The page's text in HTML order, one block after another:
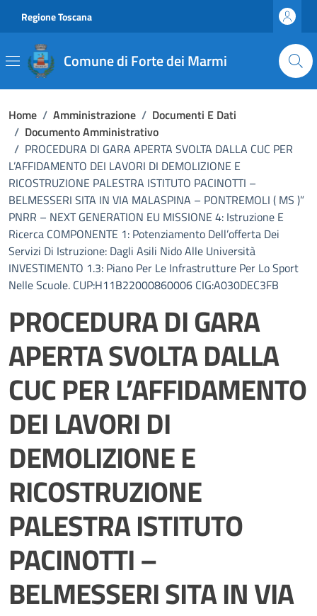
Regione Toscana
Comune di Forte dei Marmi
Home / Amministrazione / Documenti E Dati
/ Documento Amministrativo
/ PROCEDURA DI GARA APERTA SVOLTA DALLA CUC PER
L’AFFIDAMENTO DEI LAVORI DI DEMOLIZIONE E
RICOSTRUZIONE PALESTRA ISTITUTO PACINOTTI –
BELMESSERI SITA IN VIA MALASPINA – PONTREMOLI ( MS )”
PNRR – NEXT GENERATION EU MISSIONE 4: Istruzione E
Ricerca COMPONENTE 1: Potenziamento Dell’offerta Dei
Servizi Di Istruzione: Dagli Asili Nido Alle Università
INVESTIMENTO 1.3: Piano Per Le Infrastrutture Per Lo Sport
Nelle Scuole. CUP:H11B22000860006 CIG:A030DEC3FB
PROCEDURA DI GARA
APERTA SVOLTA DALLA
CUC PER L’AFFIDAMENTO
DEI LAVORI DI
DEMOLIZIONE E
RICOSTRUZIONE
PALESTRA ISTITUTO
PACINOTTI –
BELMESSERI SITA IN VIA